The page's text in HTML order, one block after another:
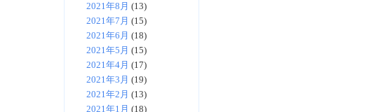
2021年8月 (13)
2021年7月 (15)
2021年6月 (18)
2021年5月 (15)
2021年4月 (17)
2021年3月 (19)
2021年2月 (13)
2021年1月 (18)